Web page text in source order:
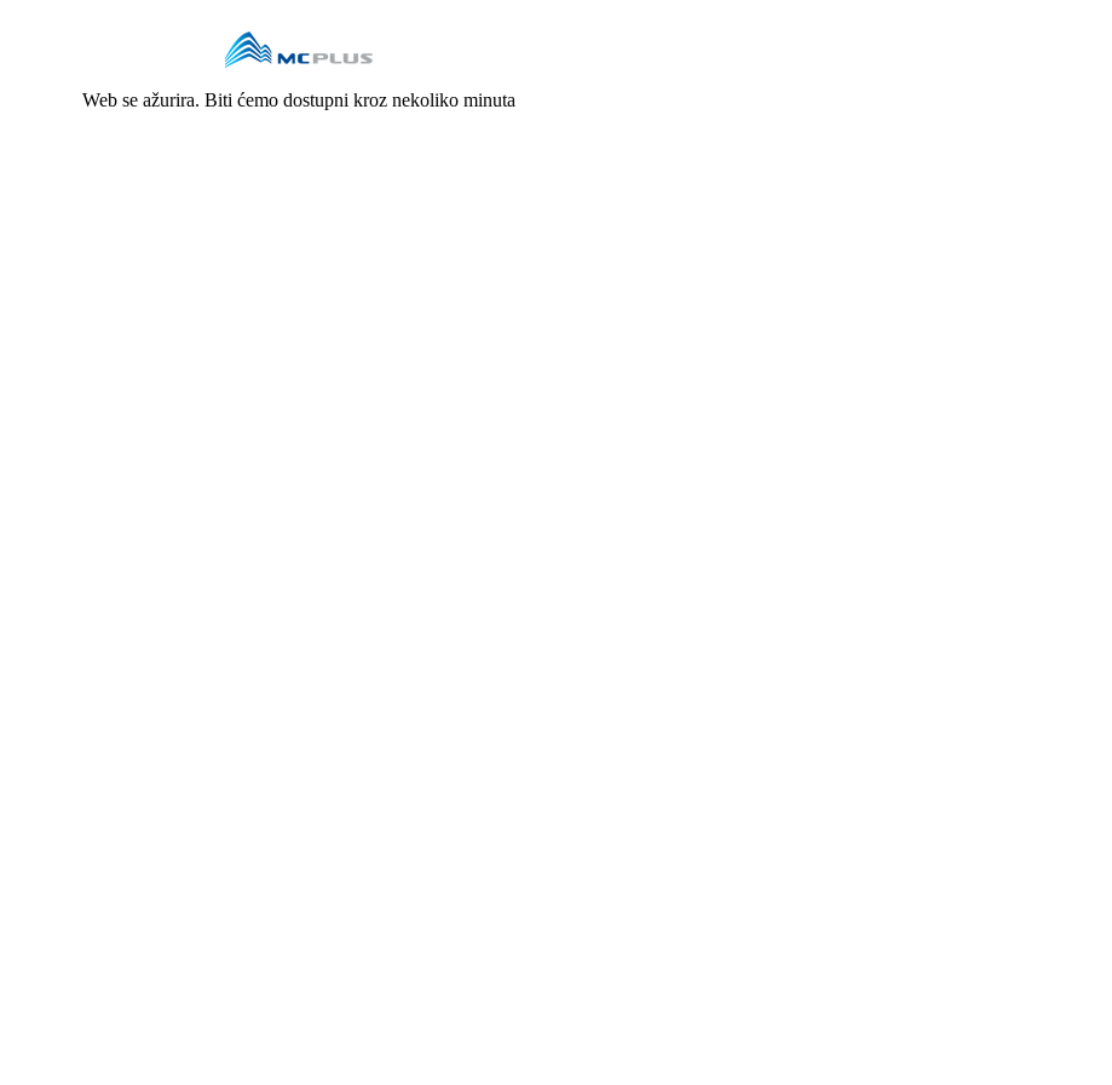
Web se ažurira. Biti ćemo dostupni kroz nekoliko minuta